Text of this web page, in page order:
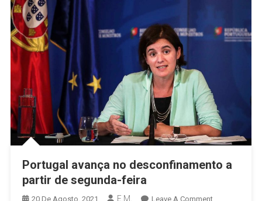
Portugal avança no desconfinamento a
partir de segunda-feira
20 De Agosto, 2021 E.M. Leave A CommentOn